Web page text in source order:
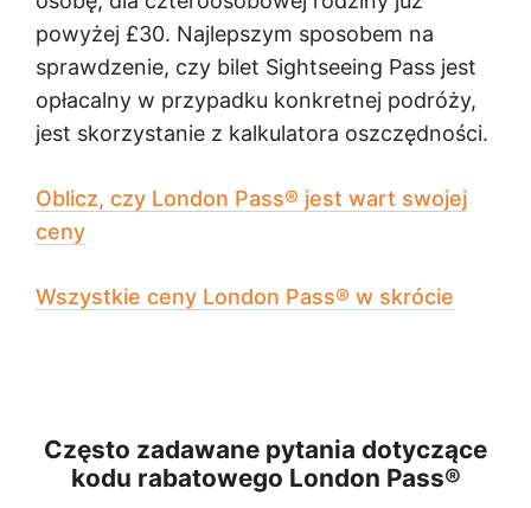
powyżej £30. Najlepszym sposobem na
sprawdzenie, czy bilet Sightseeing Pass jest
opłacalny w przypadku konkretnej podróży,
jest skorzystanie z kalkulatora oszczędności.
Oblicz, czy London Pass® jest wart swojej
ceny
Wszystkie ceny London Pass® w skrócie
Często zadawane pytania dotyczące
kodu rabatowego London Pass®